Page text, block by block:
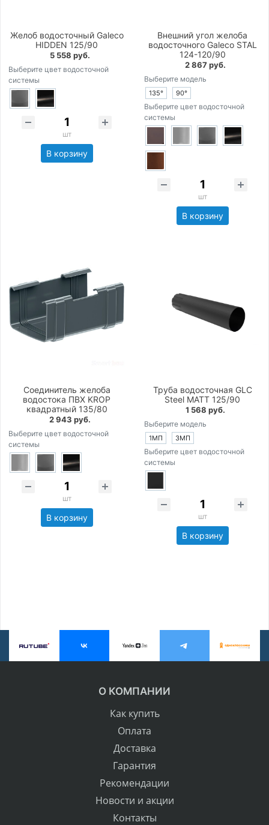
Желоб водосточный Galeco
HIDDEN 125/90
5 558 руб.
Выберите цвет водосточной
системы
шт
В корзину
Внешний угол желоба
водосточного Galeco STAL
124-120/90
2 867 руб.
Выберите модель
135° 90°
Выберите цвет водосточной
системы
шт
В корзину
Соединитель желоба
водостока ПВХ KROP
квадратный 135/80
2 943 руб.
Выберите цвет водосточной
системы
шт
В корзину
Труба водосточная GLC
Steel MATT 125/90
1 568 руб.
Выберите модель
1МП 3МП
Выберите цвет водосточной
системы
шт
В корзину
О КОМПАНИИ
Как купить
Оплата
Доставка
Гарантия
Рекомендации
Новости и акции
Контакты